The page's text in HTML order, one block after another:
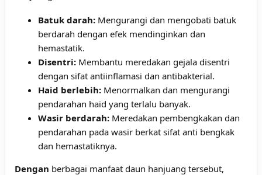
Batuk darah: Mengurangi dan mengobati batuk
berdarah dengan efek mendinginkan dan
hemastatik.
Disentri: Membantu meredakan gejala disentri
dengan sifat antiinflamasi dan antibakterial.
Haid berlebih: Menormalkan dan mengurangi
pendarahan haid yang terlalu banyak.
Wasir berdarah: Meredakan pembengkakan dan
pendarahan pada wasir berkat sifat anti bengkak
dan hemastatiknya.
Dengan berbagai manfaat daun hanjuang tersebut,